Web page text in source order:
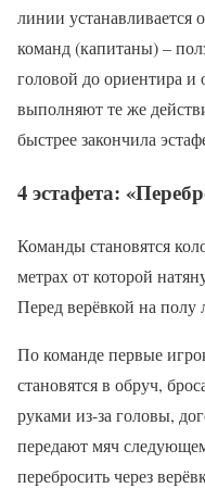
линии устанавливается
команд (капитаны) –
головой до ориентира
выполняют те же
быстрее закончила
4 эстафета:
Команды становятся
метрах от которой
Перед верёвкой на полу
По команде первые
становятся в обруч,
руками из-за головы,
передают мяч
перебросить через